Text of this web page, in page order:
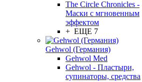
The Circle Chronicles -
Маски с мгновенным
эффектом
+ ЕЩЕ 7
Gehwol (Германия)
Gehwol Med
Gehwol - Пластыри,
супинаторы, средства